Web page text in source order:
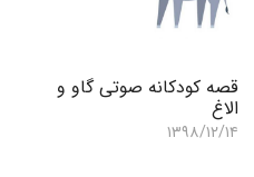
قصه کودکانه صوتی گاو و
الاغ
۱۳۹۸/۱۲/۱۴